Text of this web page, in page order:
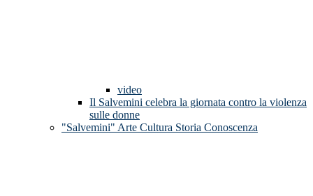
video
Il Salvemini celebra la giornata contro la violenza
sulle donne
"Salvemini" Arte Cultura Storia Conoscenza